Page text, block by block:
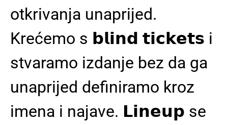
otkrivanja unaprijed.
Krećemo s 𝗯𝗹𝗶𝗻𝗱 𝘁𝗶𝗰𝗸𝗲𝘁𝘀 i
stvaramo izdanje bez da ga
unaprijed definiramo kroz
imena i najave. 𝗟𝗶𝗻𝗲𝘂𝗽 se